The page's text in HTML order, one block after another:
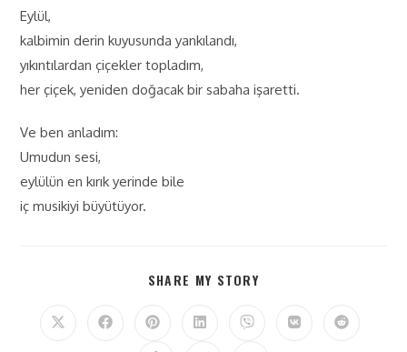
Eylül,
kalbimin derin kuyusunda yankılandı,
yıkıntılardan çiçekler topladım,
her çiçek, yeniden doğacak bir sabaha işaretti.
Ve ben anladım:
Umudun sesi,
eylülün en kırık yerinde bile
iç musikiyi büyütüyor.
SHARE MY STORY